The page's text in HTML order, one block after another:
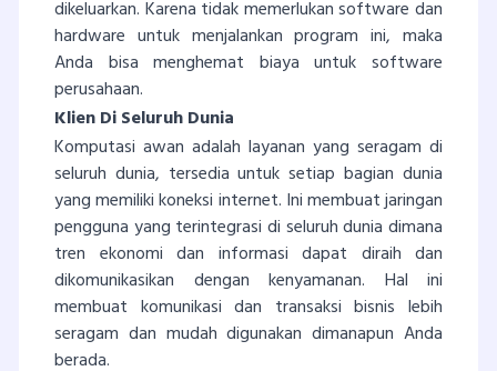
dikeluarkan. Karena tidak memerlukan software dan
hardware untuk menjalankan program ini, maka
Anda bisa menghemat biaya untuk software
perusahaan.
Klien Di Seluruh Dunia
Komputasi awan adalah layanan yang seragam di
seluruh dunia, tersedia untuk setiap bagian dunia
yang memiliki koneksi internet. Ini membuat jaringan
pengguna yang terintegrasi di seluruh dunia dimana
tren ekonomi dan informasi dapat diraih dan
dikomunikasikan dengan kenyamanan. Hal ini
membuat komunikasi dan transaksi bisnis lebih
seragam dan mudah digunakan dimanapun Anda
berada.